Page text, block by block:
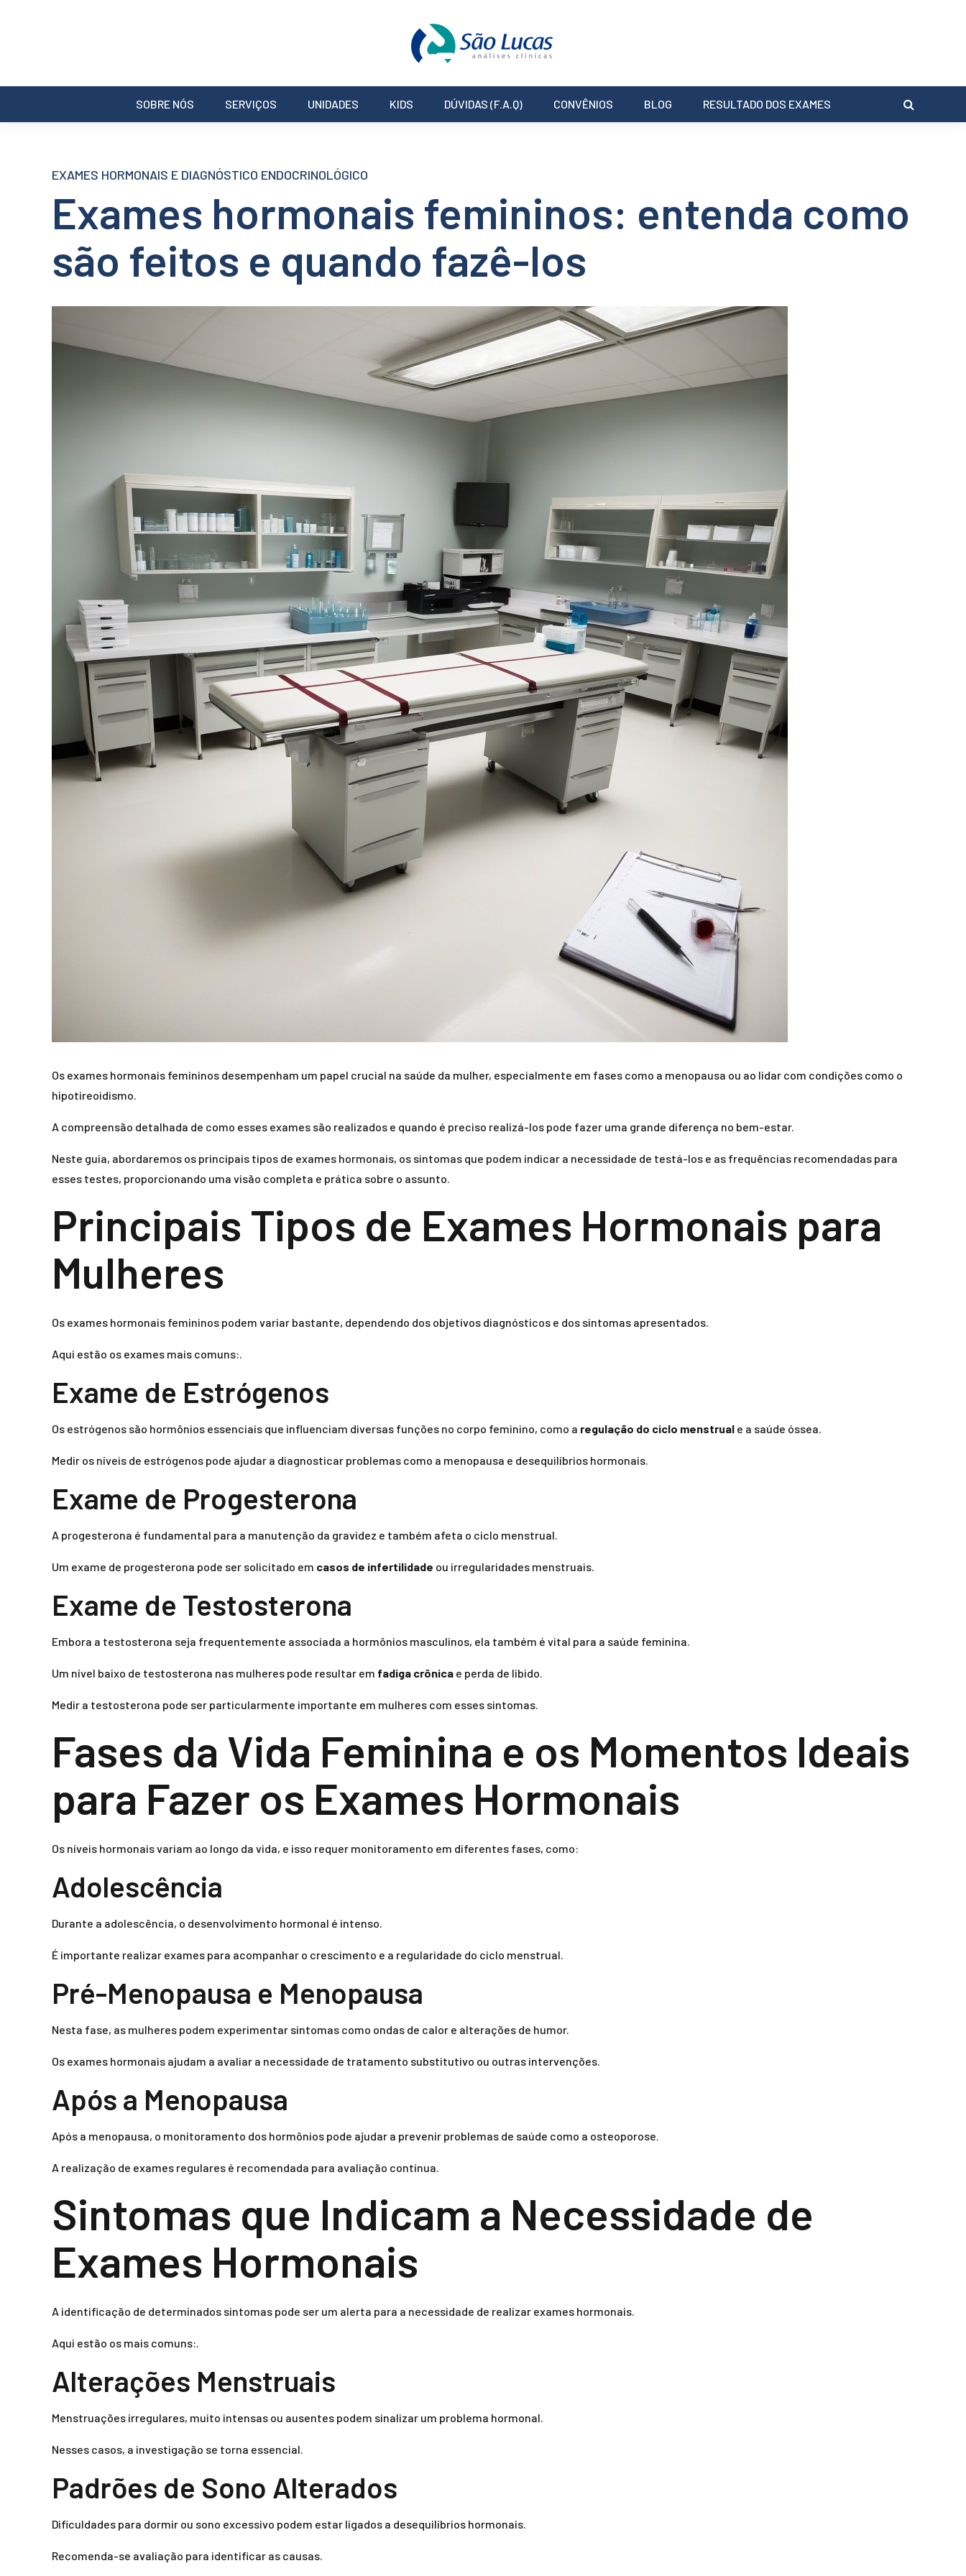
SOBRE NÓS SERVIÇOS UNIDADES KIDS DÚVIDAS (F.A.Q) CONVÊNIOS BLOG RESULTADO DOS EXAMES
EXAMES HORMONAIS E DIAGNÓSTICO ENDOCRINOLÓGICO
Exames hormonais femininos: entenda como
são feitos e quando fazê-los
Os exames hormonais femininos desempenham um papel crucial na saúde da mulher, especialmente em fases como a menopausa ou ao lidar com condições como o
hipotireoidismo.
A compreensão detalhada de como esses exames são realizados e quando é preciso realizá-los pode fazer uma grande diferença no bem-estar.
Neste guia, abordaremos os principais tipos de exames hormonais, os sintomas que podem indicar a necessidade de testá-los e as frequências recomendadas para
esses testes, proporcionando uma visão completa e prática sobre o assunto.
Principais Tipos de Exames Hormonais para
Mulheres
Os exames hormonais femininos podem variar bastante, dependendo dos objetivos diagnósticos e dos sintomas apresentados.
Aqui estão os exames mais comuns:.
Exame de Estrógenos
Os estrógenos são hormônios essenciais que influenciam diversas funções no corpo feminino, como a regulação do ciclo menstrual e a saúde óssea.
Medir os níveis de estrógenos pode ajudar a diagnosticar problemas como a menopausa e desequilíbrios hormonais.
Exame de Progesterona
A progesterona é fundamental para a manutenção da gravidez e também afeta o ciclo menstrual.
Um exame de progesterona pode ser solicitado em casos de infertilidade ou irregularidades menstruais.
Exame de Testosterona
Embora a testosterona seja frequentemente associada a hormônios masculinos, ela também é vital para a saúde feminina.
Um nível baixo de testosterona nas mulheres pode resultar em fadiga crônica e perda de libido.
Medir a testosterona pode ser particularmente importante em mulheres com esses sintomas.
Fases da Vida Feminina e os Momentos Ideais
para Fazer os Exames Hormonais
Os níveis hormonais variam ao longo da vida, e isso requer monitoramento em diferentes fases, como:
Adolescência
Durante a adolescência, o desenvolvimento hormonal é intenso.
É importante realizar exames para acompanhar o crescimento e a regularidade do ciclo menstrual.
Pré-Menopausa e Menopausa
Nesta fase, as mulheres podem experimentar sintomas como ondas de calor e alterações de humor.
Os exames hormonais ajudam a avaliar a necessidade de tratamento substitutivo ou outras intervenções.
Após a Menopausa
Após a menopausa, o monitoramento dos hormônios pode ajudar a prevenir problemas de saúde como a osteoporose.
A realização de exames regulares é recomendada para avaliação contínua.
Sintomas que Indicam a Necessidade de
Exames Hormonais
A identificação de determinados sintomas pode ser um alerta para a necessidade de realizar exames hormonais.
Aqui estão os mais comuns:.
Alterações Menstruais
Menstruações irregulares, muito intensas ou ausentes podem sinalizar um problema hormonal.
Nesses casos, a investigação se torna essencial.
Padrões de Sono Alterados
Dificuldades para dormir ou sono excessivo podem estar ligados a desequilíbrios hormonais.
Recomenda-se avaliação para identificar as causas.